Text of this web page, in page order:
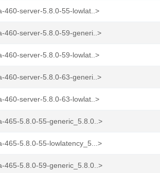
460-server-5.8.0-55-lowlat..>
460-server-5.8.0-59-generi..>
460-server-5.8.0-59-lowlat..>
460-server-5.8.0-63-generi..>
460-server-5.8.0-63-lowlat..>
465-5.8.0-55-generic_5.8.0..>
465-5.8.0-55-lowlatency_5...>
465-5.8.0-59-generic_5.8.0..>